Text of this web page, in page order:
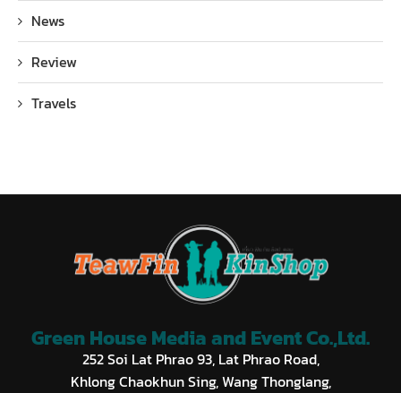
News
Review
Travels
Green House Media and Event Co.,Ltd.
252 Soi Lat Phrao 93, Lat Phrao Road,
Khlong Chaokhun Sing, Wang Thonglang,